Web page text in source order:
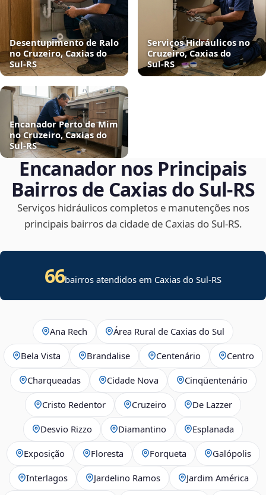
Desentupimento de Ralo
no Cruzeiro, Caxias do
Sul‑RS
Serviços Hidráulicos no
Cruzeiro, Caxias do
Sul‑RS
Encanador Perto de Mim
no Cruzeiro, Caxias do
Sul‑RS
Encanador nos Principais
Bairros de Caxias do Sul‑RS
Serviços hidráulicos completos e manutenções nos
principais bairros da cidade de Caxias do Sul‑RS.
66bairros atendidos em Caxias do Sul-RS
Ana Rech Área Rural de Caxias do Sul
Bela Vista Brandalise Centenário Centro
Charqueadas Cidade Nova Cinqüentenário
Cristo Redentor Cruzeiro De Lazzer
Desvio Rizzo Diamantino Esplanada
Exposição Floresta Forqueta Galópolis
Interlagos Jardelino Ramos Jardim América